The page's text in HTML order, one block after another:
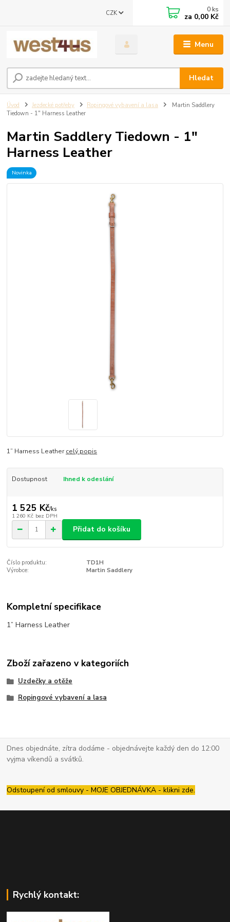
Menu
CZK
Hledat
0 ks
za 0,00 Kč
Úvod Jezdecké potřeby Ropingové vybavení a lasa
Martin Saddlery
Tiedown - 1" Harness Leather
Martin Saddlery Tiedown - 1"
Harness Leather
Novinka
1” Harness Leathercelý popis
Dostupnost Ihned k odeslání
1 525 Kč/ks
1 260 Kč bez DPH
Přidat do košíku
Číslo produktu:
TD1H
Výrobce:
Martin Saddlery
Kompletní specifikace
1” Harness Leather
Zboží zařazeno v kategoriích
Uzdečky a otěže
Ropingové vybavení a lasa
Dnes objednáte, zítra dodáme - objednávejte každý den do 12:00
vyjma víkendů a svátků.
Odstoupení od smlouvy - MOJE OBJEDNÁVKA - klikni zde.
Rychlý kontakt: